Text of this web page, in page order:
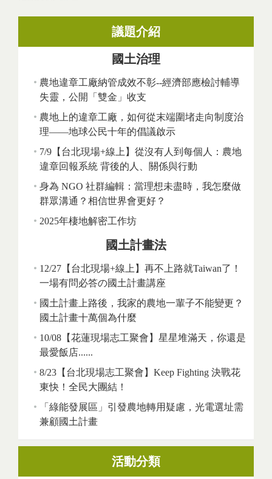
議題介紹
國土治理
農地違章工廠納管成效不彰--經濟部應檢討輔導
失靈，公開「雙金」收支
農地上的違章工廠，如何從末端圍堵走向制度治
理——地球公民十年的倡議啟示
7/9【台北現場+線上】從沒有人到每個人：農地
違章回報系統 背後的人、關係與行動
身為 NGO 社群編輯：當理想未盡時，我怎麼做
群眾溝通？相信世界會更好？
2025年棲地解密工作坊
國土計畫法
12/27【台北現場+線上】再不上路就Taiwan了！
一場有問必答の國土計畫講座
國土計畫上路後，我家的農地一輩子不能變更？
國土計畫十萬個為什麼
10/08【花蓮現場志工聚會】星星堆滿天，你還是
最愛飯店......
8/23【台北現場志工聚會】Keep Fighting 決戰花
東快！全民大團結！
「綠能發展區」引發農地轉用疑慮，光電選址需
兼顧國土計畫
活動分類